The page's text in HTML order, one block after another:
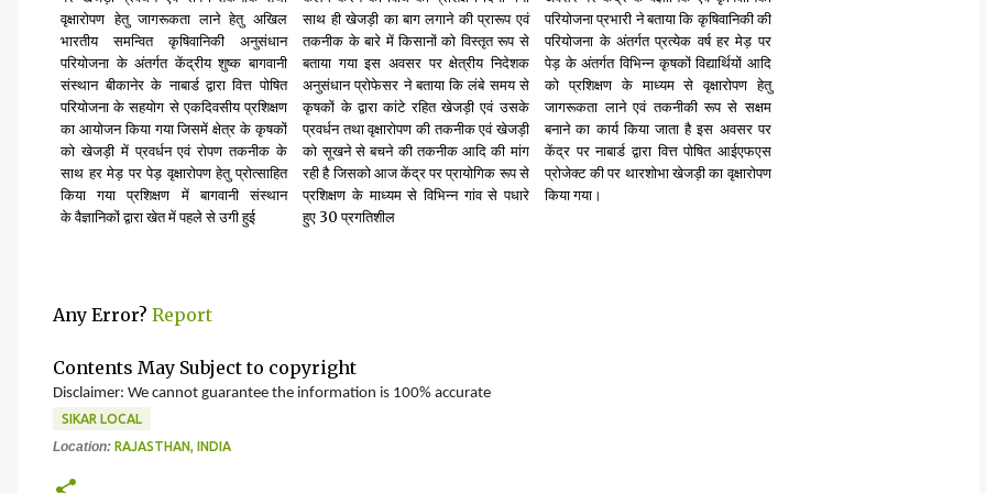
वृक्षारोपण हेतु जागरूकता लाने हेतु अखिल
भारतीय समन्वित कृषिवानिकी अनुसंधान
परियोजना के अंतर्गत केंद्रीय शुष्क बागवानी
संस्थान बीकानेर के नाबार्ड द्वारा वित्त पोषित
परियोजना के सहयोग से एकदिवसीय प्रशिक्षण
का आयोजन किया गया जिसमें क्षेत्र के कृषकों
को खेजड़ी में प्रवर्धन एवं रोपण तकनीक के
साथ हर मेड़ पर पेड़ वृक्षारोपण हेतु प्रोत्साहित
किया गया प्रशिक्षण में बागवानी संस्थान
केवैज्ञानिकों द्वारा खेत में पहले से उगी हुई
साथ ही खेजड़ी का बाग लगाने की प्रारूप एवं
तकनीक के बारे में किसानों को विस्तृत रूप से
बताया गया इस अवसर पर क्षेत्रीय निदेशक
अनुसंधान प्रोफेसर ने बताया कि लंबे समय से
कृषकों के द्वारा कांटे रहित खेजड़ी एवं उसके
प्रवर्धन तथा वृक्षारोपण की तकनीक एवं खेजड़ी
को सूखने से बचने की तकनीक आदि की मांग
रही है जिसको आज केंद्र पर प्रायोगिक रूप से
प्रशिक्षण के माध्यम सेविभिन्न गांव से पधारे
हुए 30प्रगतिशील
परियोजना प्रभारी ने बताया कि कृषिवानिकी की
परियोजना के अंतर्गत प्रत्येक वर्ष हर मेड़ पर
पेड़ के अंतर्गत विभिन्न कृषकों विद्यार्थियों आदि
को प्रशिक्षण के माध्यम से वृक्षारोपण हेतु
जागरूकता लाने एवं तकनीकी रूप से सक्षम
बनाने का कार्य किया जाता है इस अवसर पर
केंद्र पर नाबार्ड द्वारा वित्त पोषित आईएफएस
प्रोजेक्ट की पर थारशोभा खेजड़ी का वृक्षारोपण
किया गया।
Any Error? Report
Contents May Subject to copyright
Disclaimer: We cannot guarantee the information is 100% accurate
SIKAR LOCAL
Location: RAJASTHAN, INDIA